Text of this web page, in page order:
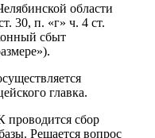
области
30, п. «г» ч. 4 ст.
сбыт
главка.
проводится сбор
Решается вопрос